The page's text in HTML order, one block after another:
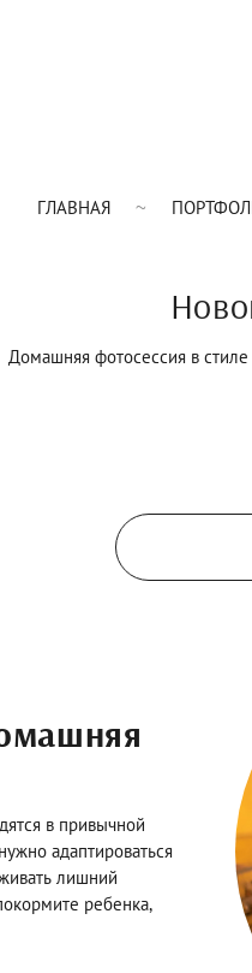
ГЛАВНАЯ
Домашняя фотосессия в
в привычной
адаптироваться
лишний
ребенка,